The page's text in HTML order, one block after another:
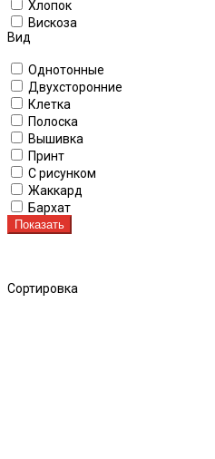
Хлопок
Вискоза
Вид
Однотонные
Двухсторонние
Клетка
Полоска
Вышивка
Принт
С рисунком
Жаккард
Бархат
Показать
Сортировка